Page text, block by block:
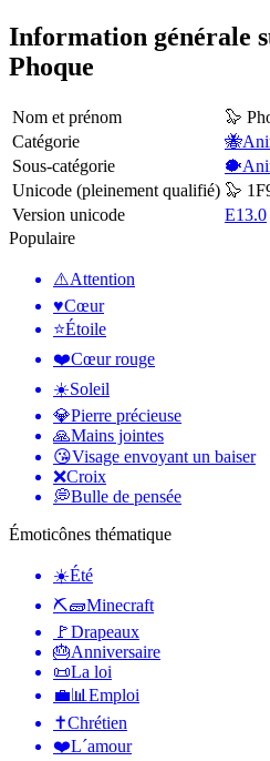
Information générale
Phoque
Nom et prénom
🦭
Catégorie
Sous-catégorie
Unicode (pleinement qualifié) 🦭
Version unicode
E13.0
Populaire
⚠️Attention
♥️Cœur
⭐Étoile
❤️Cœur rouge
☀️Soleil
💎Pierre précieuse
🙏Mains jointes
😘Visage envoyant un baiser
❌Croix
💭Bulle de pensée
Émoticônes thématique
☀️Été
⛏🧱Minecraft
🚩Drapeaux
🎂Anniversaire
📜La loi
💼📊 Emploi
✝️Chrétien
❤️L´amour